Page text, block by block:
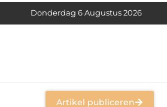
Donderdag 6 Augustus 2026
Artikel publiceren